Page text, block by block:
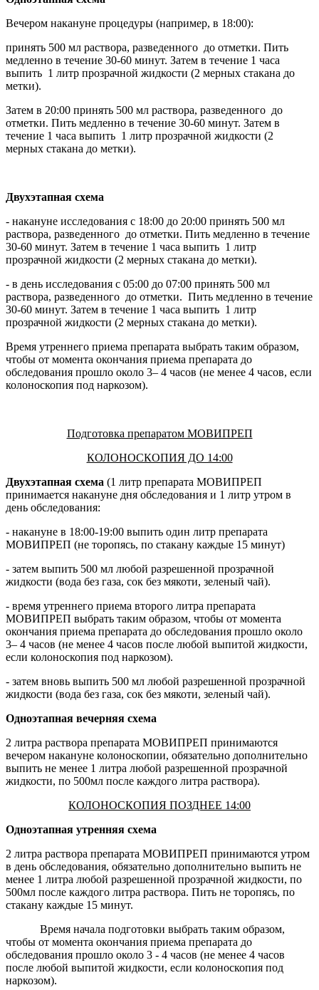
Вечером накануне процедуры (например, в 18:00):
принять 500 мл раствора, разведенного до отметки. Пить
медленно в течение 30-60 минут. Затем в течение 1 часа
выпить 1 литр прозрачной жидкости (2 мерных стакана до
метки).
Затем в 20:00 принять 500 мл раствора, разведенного до
отметки. Пить медленно в течение 30-60 минут. Затем в
течение 1 часа выпить 1 литр прозрачной жидкости (2
мерных стакана до метки).
Двухэтапная схема
- накануне исследования с 18:00 до 20:00 принять 500 мл
раствора, разведенного до отметки. Пить медленно в течение
30-60 минут. Затем в течение 1 часа выпить 1 литр
прозрачной жидкости (2 мерных стакана до метки).
- в день исследования с 05:00 до 07:00 принять 500 мл
раствора, разведенного до отметки. Пить медленно в течение
30-60 минут. Затем в течение 1 часа выпить 1 литр
прозрачной жидкости (2 мерных стакана до метки).
Время утреннего приема препарата выбрать таким образом,
чтобы от момента окончания приема препарата до
обследования прошло около 3– 4 часов (не менее 4 часов, если
колоноскопия под наркозом).
Подготовка препаратом МОВИПРЕП
КОЛОНОСКОПИЯ ДО 14:00
Двухэтапная схема (1 литр препарата МОВИПРЕП
принимается накануне дня обследования и 1 литр утром в
день обследования:
- накануне в 18:00-19:00 выпить один литр препарата
МОВИПРЕП (не торопясь, по стакану каждые 15 минут)
- затем выпить 500 мл любой разрешенной прозрачной
жидкости (вода без газа, сок без мякоти, зеленый чай).
- время утреннего приема второго литра препарата
МОВИПРЕП выбрать таким образом, чтобы от момента
окончания приема препарата до обследования прошло около
3– 4 часов (не менее 4 часов после любой выпитой жидкости,
если колоноскопия под наркозом).
- затем вновь выпить 500 мл любой разрешенной прозрачной
жидкости (вода без газа, сок без мякоти, зеленый чай).
Одноэтапная вечерняя схема
2 литра раствора препарата МОВИПРЕП принимаются
вечером накануне колоноскопии, обязательно дополнительно
выпить не менее 1 литра любой разрешенной прозрачной
жидкости, по 500мл после каждого литра раствора).
КОЛОНОСКОПИЯ ПОЗДНЕЕ 14:00
Одноэтапная утренняя схема
2 литра раствора препарата МОВИПРЕП принимаются утром
в день обследования, обязательно дополнительно выпить не
менее 1 литра любой разрешенной прозрачной жидкости, по
500мл после каждого литра раствора. Пить не торопясь, по
стакану каждые 15 минут.
Время начала подготовки выбрать таким образом,
чтобы от момента окончания приема препарата до
обследования прошло около 3 - 4 часов (не менее 4 часов
после любой выпитой жидкости, если колоноскопия под
наркозом).